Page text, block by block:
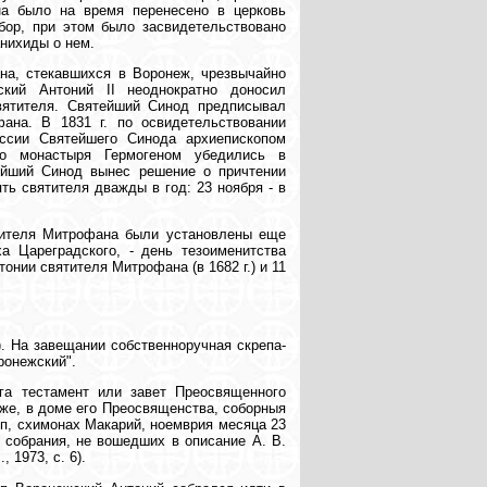
было на время перенесено в церковь
при этом было засвидетельствовано
о нем.
стекавшихся в Воронеж, чрезвычайно
Антоний II неоднократно доносил
Святейший Синод предписывал
В 1831 г. по освидетельствовании
Святейшего Синода архиепископом
монастыря Гермогеном убедились в
Синод вынес решение о причтении
святителя дважды в год: 23 ноября - в
Митрофана были установлены еще
- день тезоименитства
святителя Митрофана (в 1682 г.) и 11
завещании собственноручная скрепа-
тестамент или завет Преосвященного
в доме его Преосвященства, соборныя
схимонах Макарий, ноемврия месяца 23
собрания, не вошедших в описание А. В.
1973, с. 6).